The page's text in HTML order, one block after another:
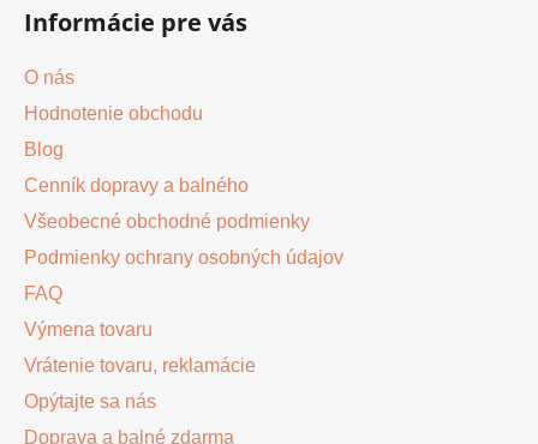
k
y
Informácie pre vás
O nás
Hodnotenie obchodu
Blog
Cenník dopravy a balného
Všeobecné obchodné podmienky
Podmienky ochrany osobných údajov
FAQ
Výmena tovaru
Vrátenie tovaru, reklamácie
Opýtajte sa nás
Doprava a balné zdarma